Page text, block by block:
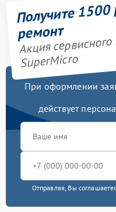
Получите
ремонт
Акция
SuperMicro
При оформлении
действует
Отправляя, Вы